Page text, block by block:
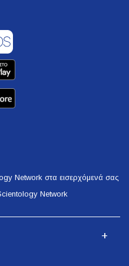
Network στα εισερχόμενά σας
Network